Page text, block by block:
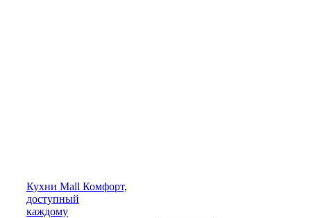
Кухни Mall Комфорт,
доступный
каждому